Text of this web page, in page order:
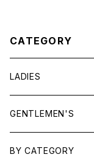
CATEGORY
LADIES
TOPS
SHIRTS
OUTERWEAR
GENTLEMEN'S
TOPS
BY CATEGORY